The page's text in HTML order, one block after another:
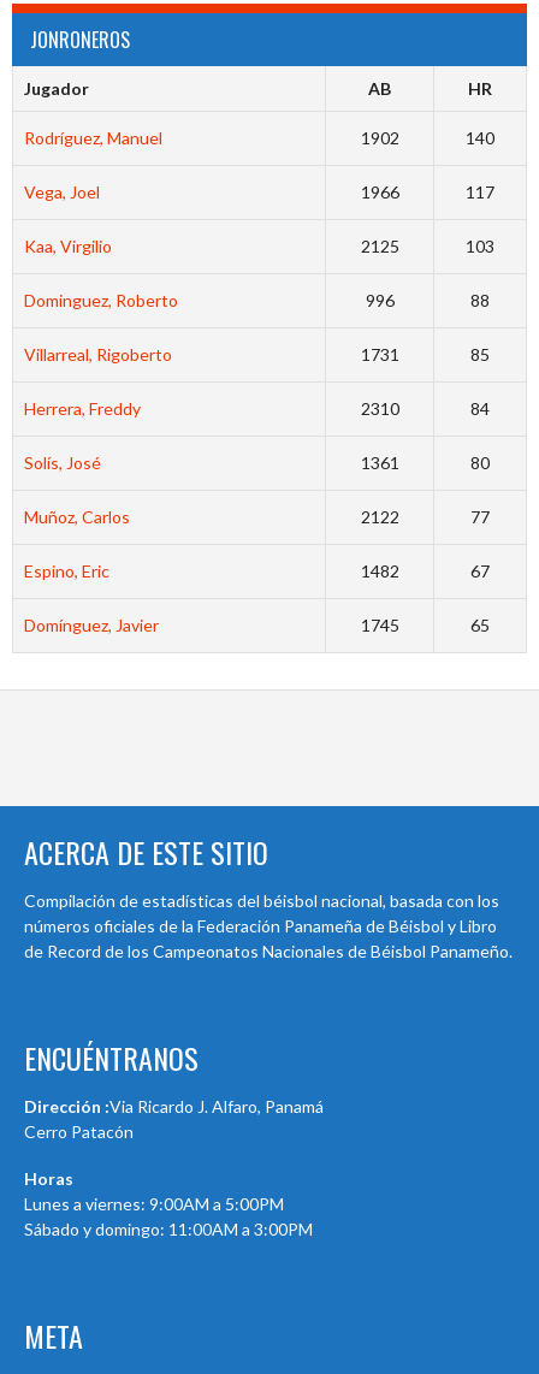
JONRONEROS
Jugador AB HR
Rodríguez, Manuel 1902 140
Vega, Joel 1966 117
Kaa, Virgilio 2125 103
Dominguez, Roberto 996 88
Villarreal, Rigoberto 1731 85
Herrera, Freddy 2310 84
Solís, José 1361 80
Muñoz, Carlos 2122 77
Espino, Eric 1482 67
Domínguez, Javier 1745 65
ACERCA DE ESTE SITIO
Compilación de estadísticas del béisbol nacional, basada con los
números oficiales de la Federación Panameña de Béisbol y Libro
de Record de los Campeonatos Nacionales de Béisbol Panameño.
ENCUÉNTRANOS
Dirección :Via Ricardo J. Alfaro, Panamá
Cerro Patacón
Horas
Lunes a viernes: 9:00AM a 5:00PM
Sábado y domingo: 11:00AM a 3:00PM
META